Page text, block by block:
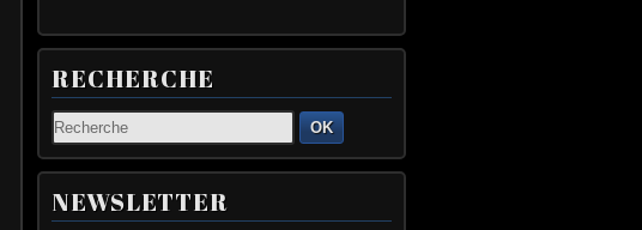
RECHERCHE
OK
NEWSLETTER